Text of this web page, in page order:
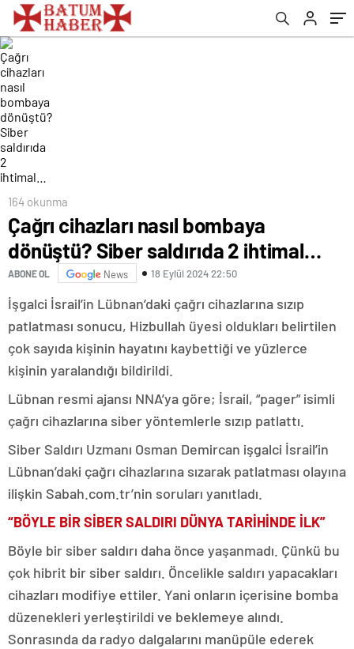
164 okunma
Çağrı cihazları nasıl bombaya
dönüştü? Siber saldırıda 2 ihtimal…
ABONE OL News 18 Eylül 2024 22:50
İşgalci İsrail’in Lübnan’daki çağrı cihazlarına sızıp
patlatması sonucu, Hizbullah üyesi oldukları belirtilen
çok sayıda kişinin hayatını kaybettiği ve yüzlerce
kişinin yaralandığı bildirildi.
Lübnan resmi ajansı NNA’ya göre; İsrail, “pager” isimli
çağrı cihazlarına siber yöntemlerle sızıp patlattı.
Siber Saldırı Uzmanı Osman Demircan işgalci İsrail’in
Lübnan’daki çağrı cihazlarına sızarak patlatması olayına
ilişkin Sabah.com.tr’nin soruları yanıtladı.
“BÖYLE BİR SİBER SALDIRI DÜNYA TARİHİNDE İLK”
Böyle bir siber saldırı daha önce yaşanmadı. Çünkü bu
çok hibrit bir siber saldırı. Öncelikle saldırı yapacakları
cihazları modifiye ettiler. Yani onların içerisine bomba
düzenekleri yerleştirildi ve beklemeye alındı.
Sonrasında da radyo dalgalarını manüpüle ederek